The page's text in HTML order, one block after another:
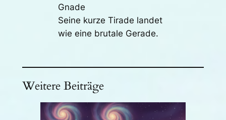
Gnade
Seine kurze Tirade landet
wie eine brutale Gerade.
Weitere Beiträge